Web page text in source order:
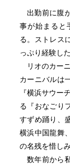
出勤前に腹
事が始まると
る。ストレス
っぷり経験した
リオのカー
カーニバルは
『横浜サウー
る『おなごり
すずめ踊り、
横浜中国龍舞
の名残を惜し
数年前から